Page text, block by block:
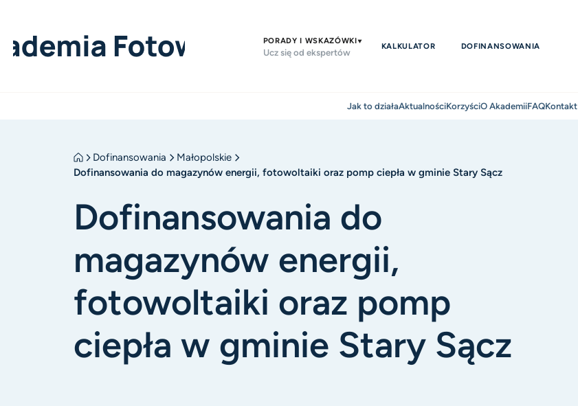
PORADY I WSKAZÓWKI
Ucz się od ekspertów
KALKULATOR DOFINANSOWANIA
Jak to działaAktualnościKorzyściO AkademiiFAQKontakt
Dofinansowania
Małopolskie
Dofinansowania do magazynów energii, fotowoltaiki oraz pomp ciepła w gminie Stary Sącz
Dofinansowania do
magazynów energii,
fotowoltaiki oraz pomp
ciepła w gminie Stary Sącz